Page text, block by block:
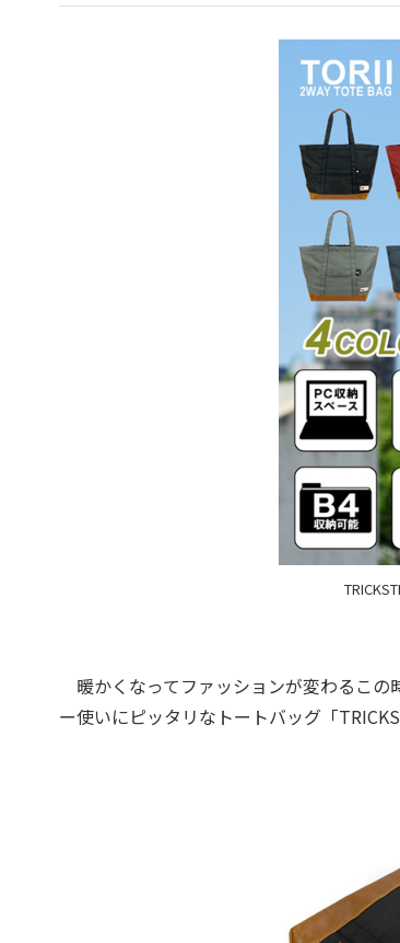
暖かくなってファッションが変わるこの
ー使いにピッタリなトートバッグ「